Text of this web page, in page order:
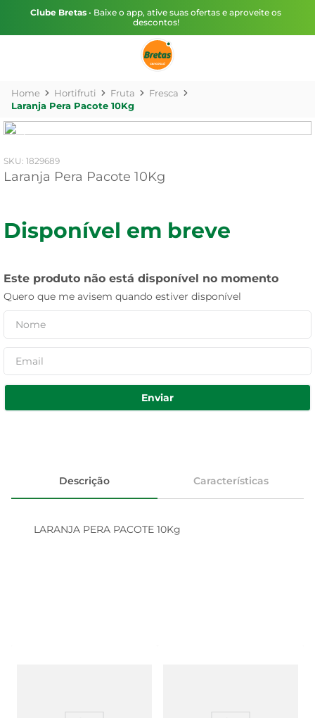
Clube Bretas • Baixe o app, ative suas ofertas e aproveite os
descontos!
Hortifruti Fruta
Fresca
Laranja Pera Pacote 10Kg
: 1829689
Laranja Pera Pacote 10Kg
Disponível em breve
Este produto não está disponível no momento
Quero que me avisem quando estiver disponível
Enviar
Descrição Características
LARANJA PERA PACOTE 10Kg